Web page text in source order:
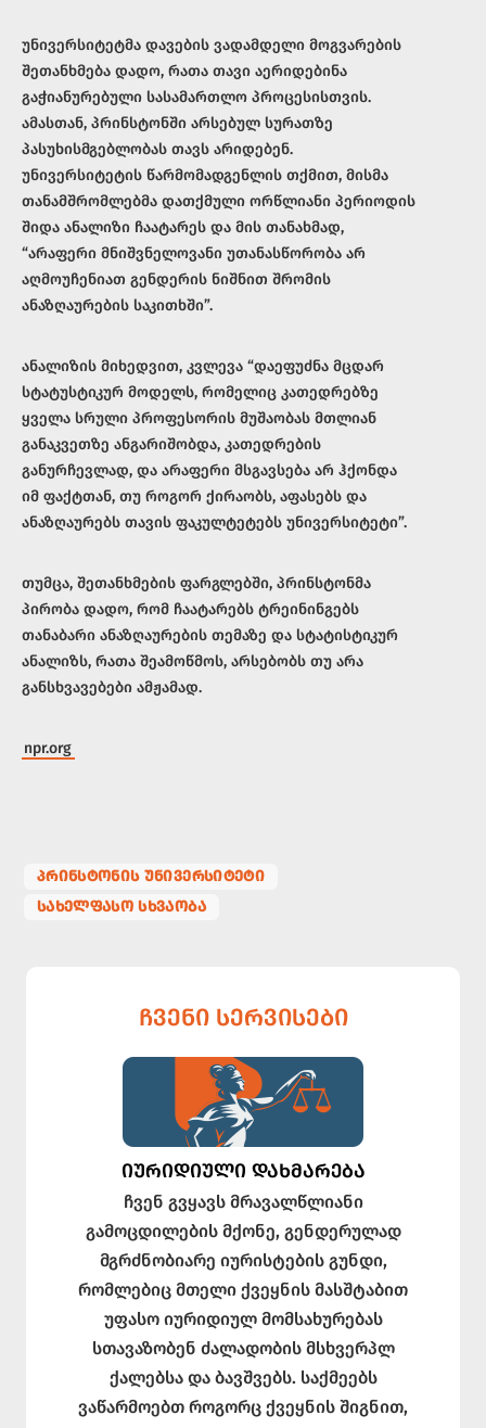
უნივერსიტეტმა დავების ვადამდელი მოგვარების
შეთანხმება დადო, რათა თავი აერიდებინა
გაჭიანურებული სასამართლო პროცესისთვის.
ამასთან, პრინსტონში არსებულ სურათზე
პასუხისმგებლობას თავს არიდებენ.
უნივერსიტეტის წარმომადგენლის თქმით, მისმა
თანამშრომლებმა დათქმული ორწლიანი პერიოდის
შიდა ანალიზი ჩაატარეს და მის თანახმად,
“არაფერი მნიშვნელოვანი უთანასწორობა არ
აღმოუჩენიათ გენდერის ნიშნით შრომის
ანაზღაურების საკითხში”.
ანალიზის მიხედვით, კვლევა “დაეფუძნა მცდარ
სტატუსტიკურ მოდელს, რომელიც კათედრებზე
ყველა სრული პროფესორის მუშაობას მთლიან
განაკვეთზე ანგარიშობდა, კათედრების
განურჩევლად, და არაფერი მსგავსება არ ჰქონდა
იმ ფაქტთან, თუ როგორ ქირაობს, აფასებს და
ანაზღაურებს თავის ფაკულტეტებს უნივერსიტეტი”.
თუმცა, შეთანხმების ფარგლებში, პრინსტონმა
პირობა დადო, რომ ჩაატარებს ტრეინინგებს
თანაბარი ანაზღაურების თემაზე და სტატისტიკურ
ანალიზს, რათა შეამოწმოს, არსებობს თუ არა
განსხვავებები ამჟამად.
npr.org
ᲞᲠᲘᲜᲡᲢᲝᲜᲘᲡ ᲣᲜᲘᲕᲔᲠᲡᲘᲢᲔᲢᲘ
ᲡᲐᲮᲔᲚᲤᲐᲡᲝ ᲡᲮᲕᲐᲝᲑᲐ
ᲩᲕᲔᲜᲘ ᲡᲔᲠᲕᲘᲡᲔᲑᲘ
ᲘᲣᲠᲘᲓᲘᲣᲚᲘ ᲓᲐᲮᲛᲐᲠᲔᲑᲐ
ჩვენ გვყავს მრავალწლიანი
გამოცდილების მქონე, გენდერულად
მგრძნობიარე იურისტების გუნდი,
რომლებიც მთელი ქვეყნის მასშტაბით
უფასო იურიდიულ მომსახურებას
სთავაზობენ ძალადობის მსხვერპლ
ქალებსა და ბავშვებს. საქმეებს
ვაწარმოებთ როგორც ქვეყნის შიგნით,